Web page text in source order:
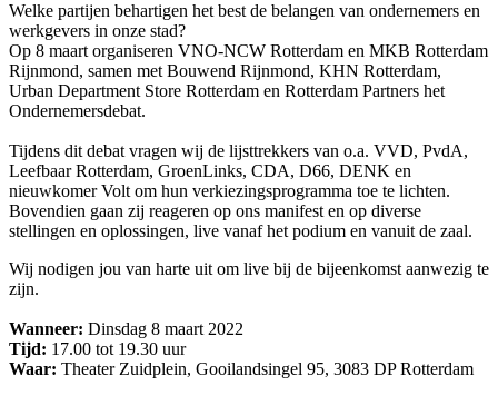
Welke partijen behartigen het best de belangen van ondernemers en
werkgevers in onze stad?
Op 8 maart organiseren VNO-NCW Rotterdam en MKB Rotterdam
Rijnmond, samen met Bouwend Rijnmond, KHN Rotterdam,
Urban Department Store Rotterdam en Rotterdam Partners het
Ondernemersdebat.
Tijdens dit debat vragen wij de lijsttrekkers van o.a. VVD, PvdA,
Leefbaar Rotterdam, GroenLinks, CDA, D66, DENK en
nieuwkomer Volt om hun verkiezingsprogramma toe te lichten.
Bovendien gaan zij reageren op ons manifest en op diverse
stellingen en oplossingen, live vanaf het podium en vanuit de zaal.
Wij nodigen jou van harte uit om live bij de bijeenkomst aanwezig te
zijn.
Wanneer: Dinsdag 8 maart 2022
Tijd: 17.00 tot 19.30 uur
Waar: Theater Zuidplein, Gooilandsingel 95, 3083 DP Rotterdam